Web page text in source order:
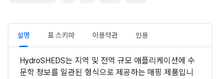
설명 표 스키마 이용약관 인용
HydroSHEDS는 지역 및 전역 규모 애플리케이션에 수
문학 정보를 일관된 형식으로 제공하는 매핑 제품입니